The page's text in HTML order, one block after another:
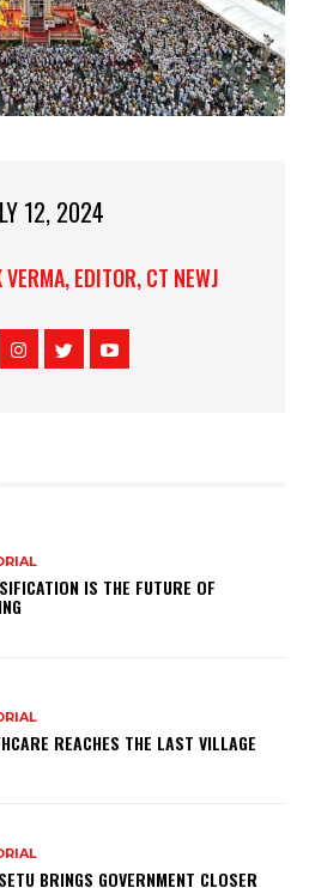
12, 2024
EDITOR, CT NEWJ
IS THE FUTURE OF
REACHES THE LAST VILLAGE
BRINGS GOVERNMENT CLOSER